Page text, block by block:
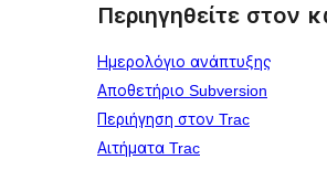
Περιηγηθείτε στον
Ημερολόγιο ανάπτυξης
Αποθετήριο Subversion
Περιήγηση στον Trac
Αιτήματα Trac